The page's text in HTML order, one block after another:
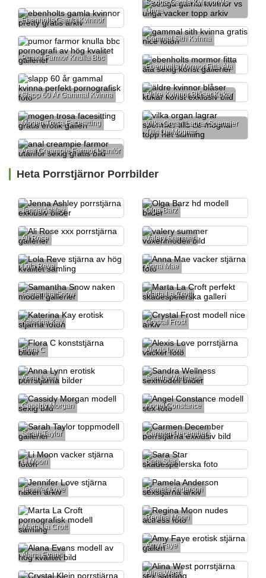
Sexiga Gamla Kvinnor Vs
Unga
Ebenholts Gamla Kvinnor
Gammal Sith Kvinna
Pumor Farmor Knulla Bbc
Ebenholts Mormor Fitta Äta
Slapp 60 År Gammal Kvinna Äldre Kvinnor Blåser Kukar
Vilka Organ Lagrar Spermier
Tills De Mognar
Mogen Trosa Facesitting
Anal Creampie Farmor Utanför
Heta Porrstjärnor Porrbilder
Jenna Ashley Olga Barz
Ali Rose Valery Summer
Lola Reve Anna Mae
Samantha Snow Marta La Croft
Katerina Kay Crystal Frost
Flora C Alexis Love
Anna Lynn Sandra Wellness
Cassidy Morgan Angel Constance
Sarah Taylor Carmen December
Li Moon Sara Star
Jennifer Love Pamela Anderson
Marta La Croft
Regina Moon
Amy Faye
Alana Evans
Alina West